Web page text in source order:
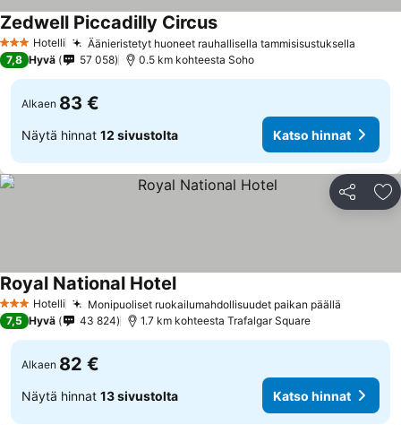
3 Tähtiluokitus
Hotelli Äänieristetyt huoneet rauhallisella tammisisustuksella
Zedwell Piccadilly Circus
7,8 Hyvä 57 058 0.5 km kohteesta Soho
Alkaen 83 €
Näytä hinnat 12 sivustolta Katso hinnat
Jaa
3 Tähtiluokitus
Hotelli Monipuoliset ruokailumahdollisuudet paikan päällä
Royal National Hotel
7,5 Hyvä 43 824 1.7 km kohteesta Trafalgar Square
Alkaen 82 €
Näytä hinnat 13 sivustolta Katso hinnat